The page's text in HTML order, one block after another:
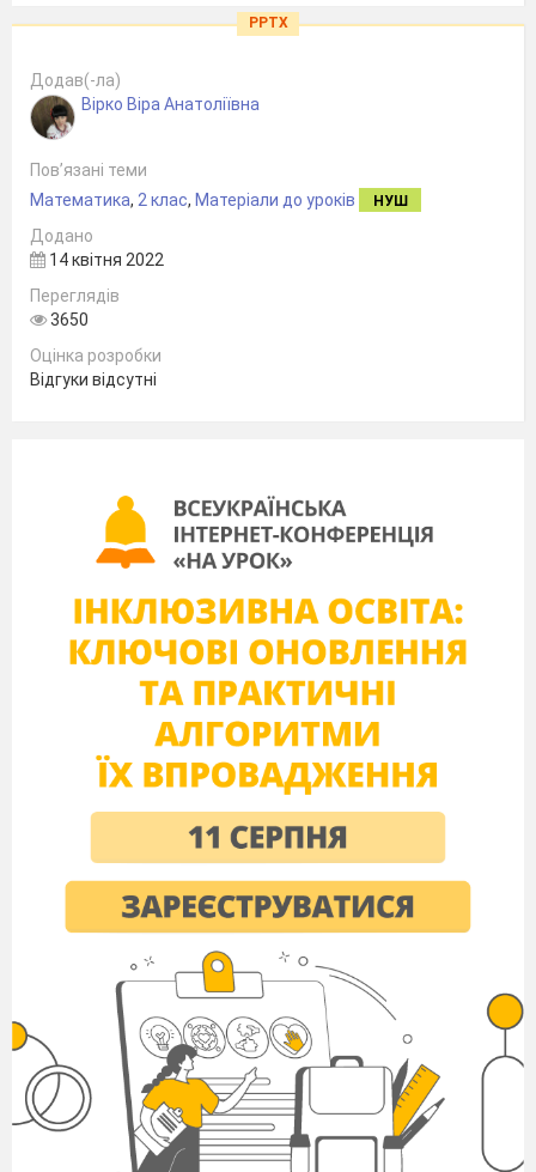
PPTX
Додав(-ла)
Вірко Віра Анатоліївна
Пов’язані теми
Математика, 2 клас, Матеріали до уроків НУШ
Додано
14 квітня 2022
Переглядів
3650
Оцінка розробки
Відгуки відсутні